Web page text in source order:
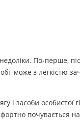
По-перше,
може з легкістю
засоби особистої
почувається